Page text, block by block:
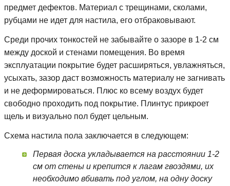
предмет дефектов. Материал с трещинами, сколами,
рубцами не идет для настила, его отбраковывают.
Среди прочих тонкостей не забывайте о зазоре в 1-2 см
между доской и стенами помещения. Во время
эксплуатации покрытие будет расширяться, увлажняться,
усыхать, зазор даст возможность материалу не загнивать
и не деформироваться. Плюс ко всему воздух будет
свободно проходить под покрытие. Плинтус прикроет
щель и визуально пол будет цельным.
Схема настила пола заключается в следующем:
Первая доска укладывается на расстоянии 1-2
см от стены и крепится к лагам гвоздями, их
необходимо вбивать под углом, на одну доску